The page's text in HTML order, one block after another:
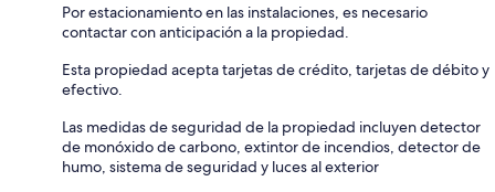
Por estacionamiento en las instalaciones, es necesario
contactar con anticipación a la propiedad.
Esta propiedad acepta tarjetas de crédito, tarjetas de débito y
efectivo.
Las medidas de seguridad de la propiedad incluyen detector
de monóxido de carbono, extintor de incendios, detector de
humo, sistema de seguridad y luces al exterior